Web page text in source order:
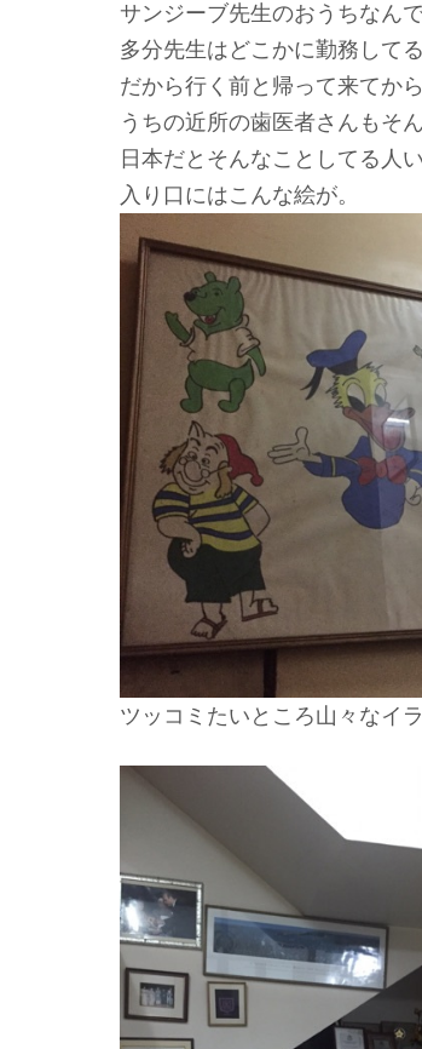
サンジーブ先生のおうちなん
多分先生はどこかに勤務して
だから行く前と帰って来てか
うちの近所の歯医者さんもそ
日本だとそんなことしてる人
入り口にはこんな絵が。
ツッコミたいところ山々なイ